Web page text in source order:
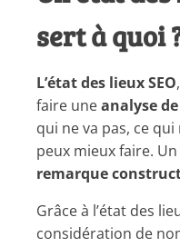
sert à quoi
L’état des lieux SEO
faire uneanalyse
qui ne va pas, ce
peux mieux faire.
remarque
Grâce à l’état des
considération de